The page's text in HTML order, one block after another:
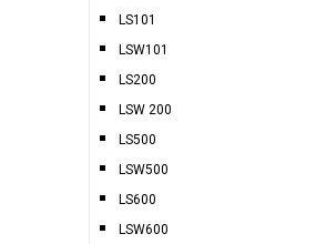
LS101
LSW101
LS200
LSW 200
LS500
LSW500
LS600
LSW600